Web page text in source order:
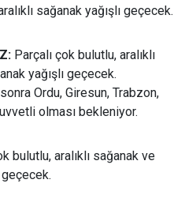
sağanak yağışlı geçecek.
Parçalı çok bulutlu, aralıklı
yağışlı geçecek.
Ordu, Giresun, Trabzon,
olması bekleniyor.
bulutlu, aralıklı sağanak ve